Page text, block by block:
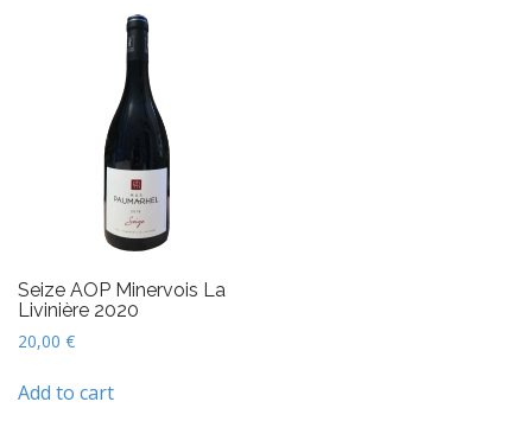
Seize AOP Minervois La
Livinière 2020
20,00 €
Add to cart